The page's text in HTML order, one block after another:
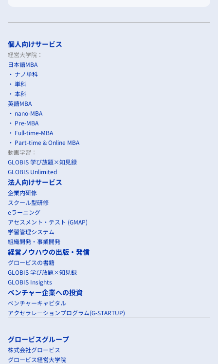
個人向けサービス
経営大学院：
日本語MBA
ナノ単科
単科
本科
英語MBA
nano-MBA
Pre-MBA
Full-time-MBA
Part-time & Online MBA
動画学習：
GLOBIS 学び放題×知見録
GLOBIS Unlimited
法人向けサービス
企業内研修
スクール型研修
eラーニング
アセスメント・テスト (GMAP)
学習管理システム
組織開発・事業開発
経営ノウハウの出版・発信
グロービスの書籍
GLOBIS 学び放題×知見録
GLOBIS Insights
ベンチャー企業への投資
ベンチャーキャピタル
アクセラレーションプログラム(G-STARTUP)
グロービスグループ
株式会社グロービス
グロービス経営大学院